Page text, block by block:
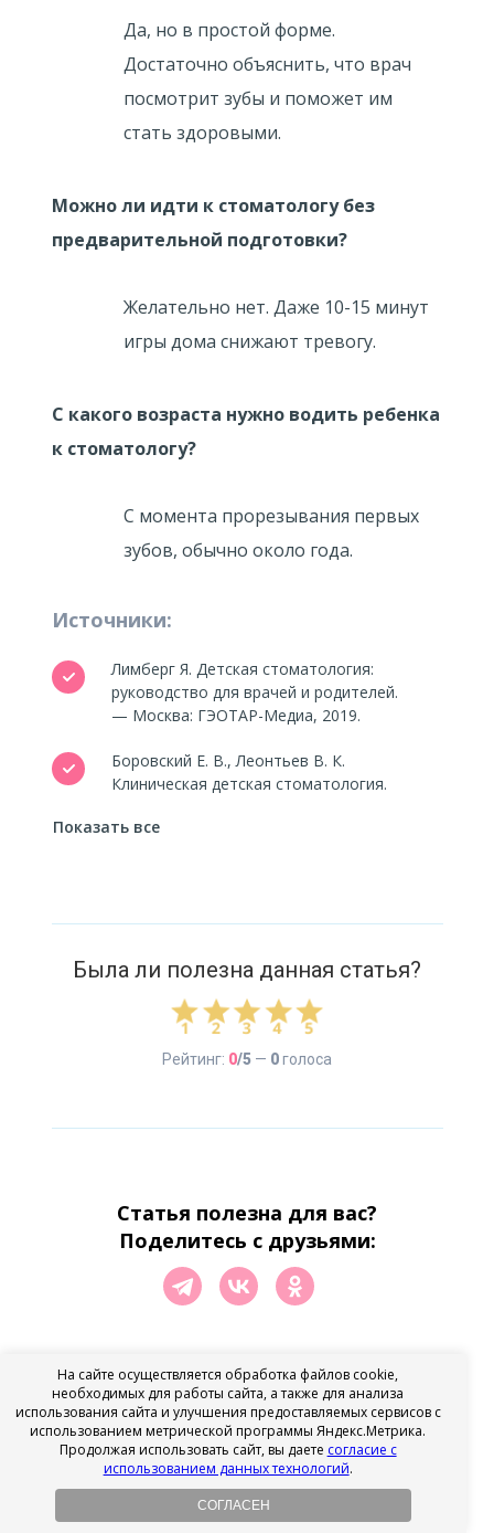
Да, но в простой форме.
Достаточно объяснить, что врач
посмотрит зубы и поможет им
стать здоровыми.
Можно ли идти к стоматологу без
предварительной подготовки?
Желательно нет. Даже 10-15 минут
игры дома снижают тревогу.
С какого возраста нужно водить ребенка
к стоматологу?
С момента прорезывания первых
зубов, обычно около года.
Источники:
Лимберг Я. Детская стоматология:
руководство для врачей и родителей.
— Москва: ГЭОТАР-Медиа, 2019.
Боровский Е. В., Леонтьев В. К.
Клиническая детская стоматология.
преодолеть страхи. — Москва: Эксмо,
Петрановская Л. Что делать, если...
Тактика для родителей в трудных
Гиппенрейтер Ю. Общаться с ребенком.
Показать все
Была ли полезна данная статья?
Рейтинг: 0/5 — 0голоса
Статья полезна для вас?
Поделитесь с друзьями:
10.07.2025
Автор статьи:
На сайте осуществляется обработка файлов cookie,
необходимых для работы сайта, а также для анализа
использования сайта и улучшения предоставляемых сервисов с
использованием метрической программы Яндекс.Метрика.
Продолжая использовать сайт, вы даете согласие с
использованием данных технологий.
СОГЛАСЕН